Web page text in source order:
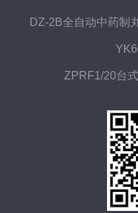
DZ-2B全自动中药制
ZPRF1/20台